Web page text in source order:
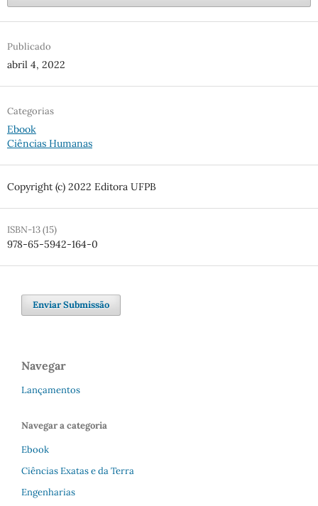
Publicado
abril 4, 2022
Categorias
Ebook
Ciências Humanas
Copyright (c) 2022 Editora UFPB
ISBN-13 (15)
978-65-5942-164-0
Enviar Submissão
Navegar
Lançamentos
Navegar a categoria
Ebook
Ciências Exatas e da Terra
Engenharias